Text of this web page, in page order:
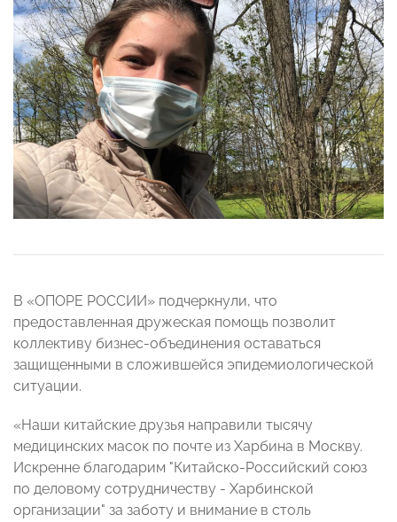
В «ОПОРЕ РОССИИ» подчеркнули, что
предоставленная дружеская помощь позволит
коллективу бизнес-объединения оставаться
защищенными в сложившейся эпидемиологической
ситуации.
«Наши китайские друзья направили тысячу
медицинских масок по почте из Харбина в Москву.
Искренне благодарим "Китайско-Российский союз
по деловому сотрудничеству - Харбинской
организации" за заботу и внимание в столь